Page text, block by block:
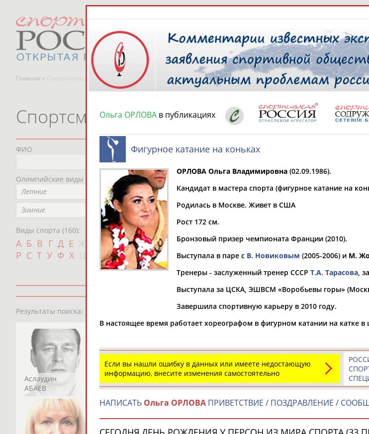
Главная » Спортсмены, тренеры и специалисты РЕСУРСНАЯ
Спортсмены, тренеры и специалисты
ФИО
Олимпийские виды спорта
Летние
Зимние
Виды спорта (160):
А Б В Г Д Е И К Л М Н О
П
Р С Т У Ф Х Ш Щ Э Ю Я
Представляет регион*
Не выбран
Регион проживания
Не выбран
Дата рождения
мм чч
Результаты поиска:
Аслаудин
АБАЕВ
Елена
АБАИМОВА
Мария
АБАКУМОВА
Юлия
АБАЛАКИНА
АБАРЕНОВ
Ольга ОРЛОВА в публикациях
Фигурное катание на коньках
ОРЛОВА Ольга Владимировна (02.09.1986).
Кандидат в мастера спорта (фигурное катание на
Родилась в Москве. Живет в США
Рост 172 см.
Бронзовый призер чемпионата Франции (2010).
Выступала в паре с В. Новиковым (2005-2006) и М.
Тренеры - заслуженный тренер СССР Т.А. Тарасова ,
Выступала за ЦСКА, ЭШВСМ «Воробьевы горы»
Завершила спортивную карьеру в 2010 году.
В настоящее время работает хореографом в фигурном катании на катке
Если вы нашли ошибку в данных или имеете недостающую
информацию, внесите изменения самостоятельно
НАПИСАТЬ Ольга ОРЛОВА ПРИВЕТСТВИЕ / ПОЗДРАВЛЕНИЕ /